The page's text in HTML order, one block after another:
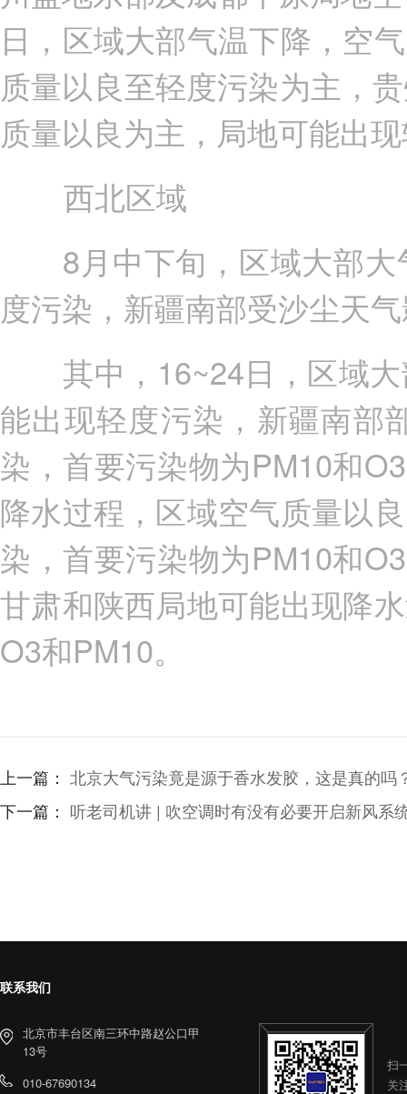
日，区域大部气温下降，空
质量以良至轻度污染为主，
质量以良为主，局地可能出
西北区域
8月中下旬，区域大部大
度污染，新疆南部受沙尘天
其中，16~24日，区域大
能出现轻度污染，新疆南部
染，首要污染物为PM10和
降水过程，区域空气质量以
染，首要污染物为PM10和
甘肃和陕西局地可能出现降
O3和PM10。
上一篇： 北京大气污染竟是源于香水发胶，这是真的吗
下一篇： 听老司机讲 | 吹空调时有没有必要开启新风系
联系我们
北京市丰台区南三环中路赵公口甲
13号
010-67690134
扫
关